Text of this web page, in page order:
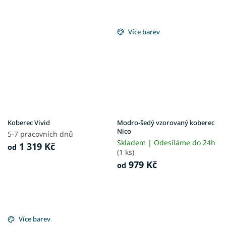
Koberec Vivid
5-7 pracovních dnů
od 1 319 Kč
Více barev
Modro-šedý vzorovaný koberec
Nico
Skladem | Odesíláme do 24h
(1 ks)
od 979 Kč
Více barev